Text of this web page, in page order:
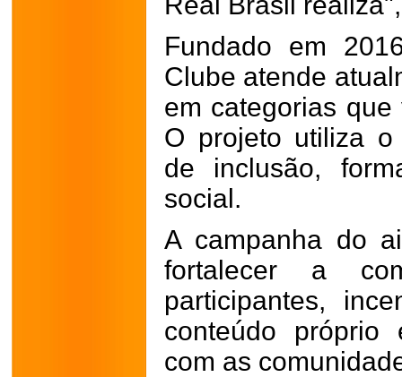
Fundado em
Clube atende
em categorias
O projeto utiliza o
de inclusão,
social.
A campanha do
fortalecer a
participantes,
conteúdo
com as